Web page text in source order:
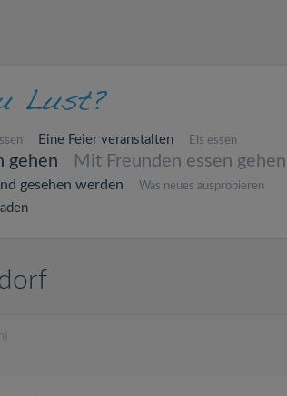
Eine Feier veranstalten
Eis essen
gehen Mit Freunden essen gehen
gesehen werden Was neues ausprobieren